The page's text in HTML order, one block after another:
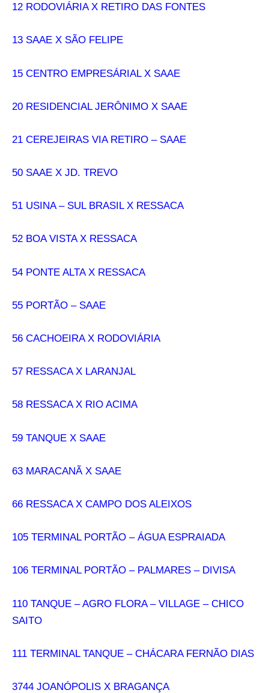
12 RODOVIÁRIA X RETIRO DAS FONTES
13 SAAE X SÃO FELIPE
15 CENTRO EMPRESÁRIAL X SAAE
20 RESIDENCIAL JERÔNIMO X SAAE
21 CEREJEIRAS VIA RETIRO – SAAE
50 SAAE X JD. TREVO
51 USINA – SUL BRASIL X RESSACA
52 BOA VISTA X RESSACA
54 PONTE ALTA X RESSACA
55 PORTÃO – SAAE
56 CACHOEIRA X RODOVIÁRIA
57 RESSACA X LARANJAL
58 RESSACA X RIO ACIMA
59 TANQUE X SAAE
63 MARACANÃ X SAAE
66 RESSACA X CAMPO DOS ALEIXOS
105 TERMINAL PORTÃO – ÁGUA ESPRAIADA
106 TERMINAL PORTÃO – PALMARES – DIVISA
110 TANQUE – AGRO FLORA – VILLAGE – CHICO
SAITO
111 TERMINAL TANQUE – CHÁCARA FERNÃO DIAS
3744 JOANÓPOLIS X BRAGANÇA